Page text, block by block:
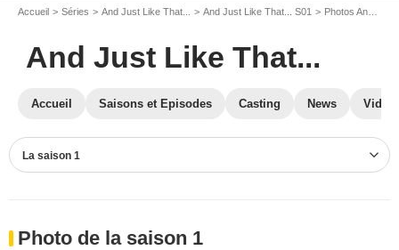
Accueil Séries And Just Like That... And Just Like That... S01 Photos And Just Like That...
And Just Like That...
Accueil Saisons et Episodes Casting News
La saison 1
Photo de la saison 1